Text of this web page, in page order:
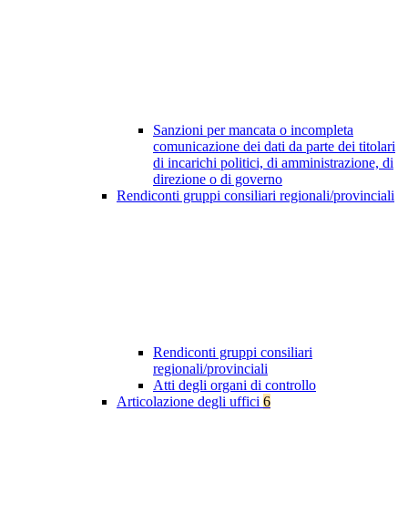
Sanzioni per mancata o incompleta
comunicazione dei dati da parte dei titolari
di incarichi politici, di amministrazione, di
direzione o di governo
Rendiconti gruppi consiliari regionali/provinciali
Rendiconti gruppi consiliari
regionali/provinciali
Atti degli organi di controllo
Articolazione degli uffici 6